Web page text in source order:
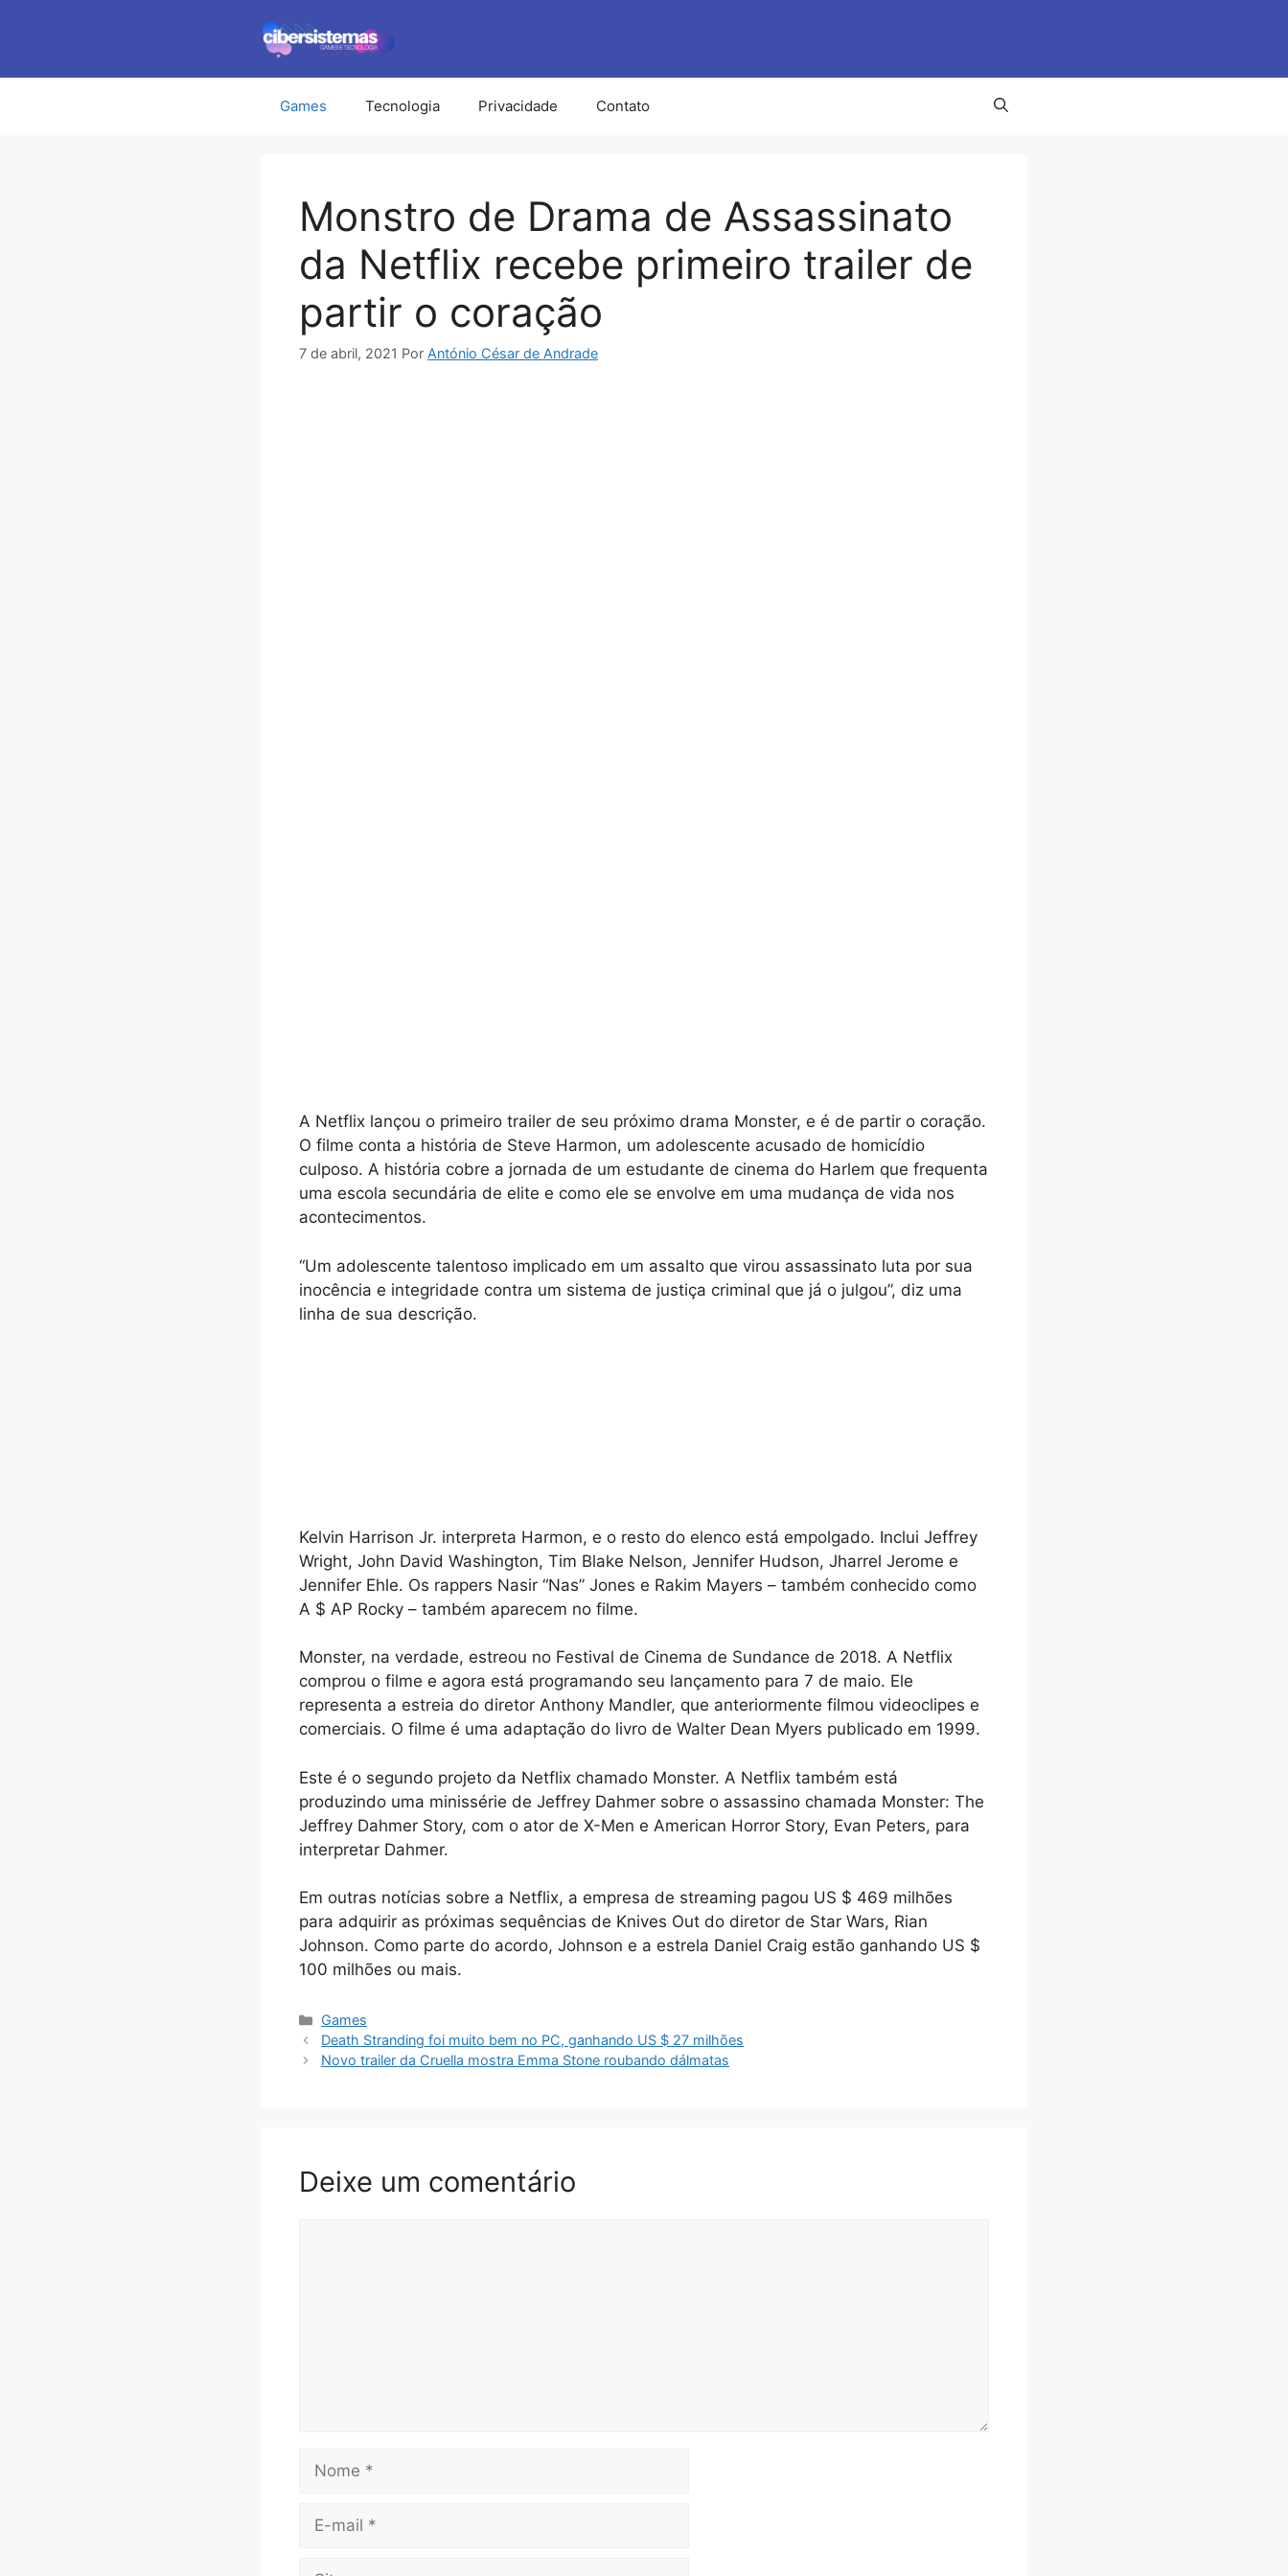
conteúdo
Games Tecnologia Privacidade Contato
Monstro de Drama de Assassinato
da Netflix recebe primeiro trailer de
partir o coração
7 de abril, 2021 Por António César de Andrade
A Netflix lançou o primeiro trailer de seu próximo drama Monster, e é de partir o coração.
O filme conta a história de Steve Harmon, um adolescente acusado de homicídio
culposo. A história cobre a jornada de um estudante de cinema do Harlem que frequenta
uma escola secundária de elite e como ele se envolve em uma mudança de vida nos
acontecimentos.
“Um adolescente talentoso implicado em um assalto que virou assassinato luta por sua
inocência e integridade contra um sistema de justiça criminal que já o julgou”, diz uma
linha de sua descrição.
Kelvin Harrison Jr. interpreta Harmon, e o resto do elenco está empolgado. Inclui Jeffrey
Wright, John David Washington, Tim Blake Nelson, Jennifer Hudson, Jharrel Jerome e
Jennifer Ehle. Os rappers Nasir “Nas” Jones e Rakim Mayers – também conhecido como
A $ AP Rocky – também aparecem no filme.
Monster, na verdade, estreou no Festival de Cinema de Sundance de 2018. A Netflix
comprou o filme e agora está programando seu lançamento para 7 de maio. Ele
representa a estreia do diretor Anthony Mandler, que anteriormente filmou videoclipes e
comerciais. O filme é uma adaptação do livro de Walter Dean Myers publicado em 1999.
Este é o segundo projeto da Netflix chamado Monster. A Netflix também está
produzindo uma minissérie de Jeffrey Dahmer sobre o assassino chamada Monster: The
Jeffrey Dahmer Story, com o ator de X-Men e American Horror Story, Evan Peters, para
interpretar Dahmer.
Em outras notícias sobre a Netflix, a empresa de streaming pagou US $ 469 milhões
para adquirir as próximas sequências de Knives Out do diretor de Star Wars, Rian
Johnson. Como parte do acordo, Johnson e a estrela Daniel Craig estão ganhando US $
100 milhões ou mais.
Categorias
Games
Death Stranding foi muito bem no PC, ganhando US $ 27 milhões
Novo trailer da Cruella mostra Emma Stone roubando dálmatas
Deixe um comentário
Nome
Site